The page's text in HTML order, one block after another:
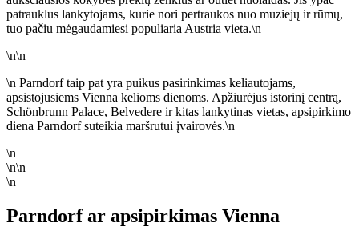
patrauklus lankytojams, kurie nori pertraukos nuo muziejų ir rūmų,
tuo pačiu mėgaudamiesi populiaria Austria vieta.\n
\n\n
\n Parndorf taip pat yra puikus pasirinkimas keliautojams,
apsistojusiems Vienna kelioms dienoms. Apžiūrėjus istorinį centrą,
Schönbrunn Palace, Belvedere ir kitas lankytinas vietas, apsipirkimo
diena Parndorf suteikia maršrutui įvairovės.\n
\n
\n\n
\n
Parndorf ar apsipirkimas Vienna